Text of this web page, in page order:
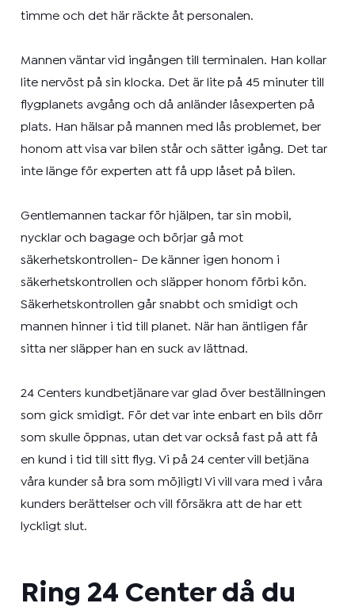
timme och det här räckte åt personalen.
Mannen väntar vid ingången till terminalen. Han kollar
lite nervöst på sin klocka. Det är lite på 45 minuter till
flygplanets avgång och då anländer låsexperten på
plats. Han hälsar på mannen med lås problemet, ber
honom att visa var bilen står och sätter igång. Det tar
inte länge för experten att få upp låset på bilen.
Gentlemannen tackar för hjälpen, tar sin mobil,
nycklar och bagage och börjar gå mot
säkerhetskontrollen- De känner igen honom i
säkerhetskontrollen och släpper honom förbi kön.
Säkerhetskontrollen går snabbt och smidigt och
mannen hinner i tid till planet. När han äntligen får
sitta ner släpper han en suck av lättnad.
24 Centers kundbetjänare var glad över beställningen
som gick smidigt. För det var inte enbart en bils dörr
som skulle öppnas, utan det var också fast på att få
en kund i tid till sitt flyg. Vi på 24 center vill betjäna
våra kunder så bra som möjligt! Vi vill vara med i våra
kunders berättelser och vill försäkra att de har ett
lyckligt slut.
Ring 24 Center då du